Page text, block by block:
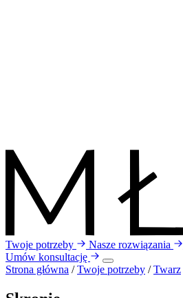
Twoje potrzeby Nasze rozwiązania
Umów konsultację
Strona główna / Twoje potrzeby / Twarz